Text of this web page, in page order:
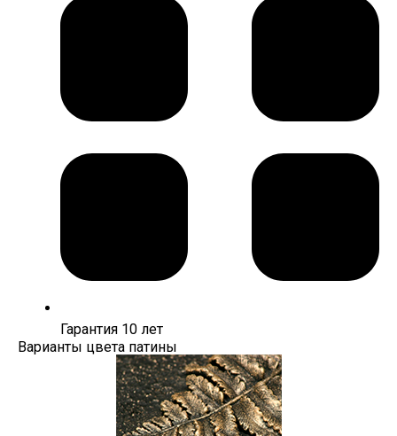
Гарантия 10 лет
Варианты цвета патины